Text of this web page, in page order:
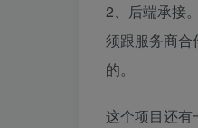
2、后端承接
须跟服务商合
的。
这个项目还有